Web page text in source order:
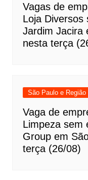
Vagas de
Loja Diversos
Jardim Jacira
nesta terça
São Paulo e Região
Vaga de
Limpeza sem
Group em
terça (26/08)